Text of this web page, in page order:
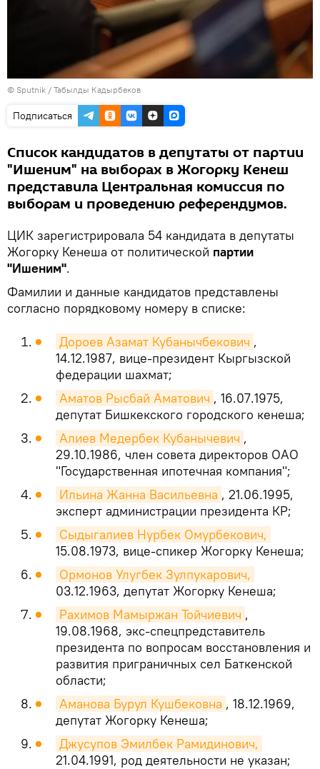
© Sputnik / Табылды Кадырбеков
Подписаться
Список кандидатов в депутаты от партии
"Ишеним" на выборах в Жогорку Кенеш
представила Центральная комиссия по
выборам и проведению референдумов.
ЦИК зарегистрировала 54 кандидата в депутаты
Жогорку Кенеша от политической партии
"Ишеним".
Фамилии и данные кандидатов представлены
согласно порядковому номеру в списке:
Дороев Азамат Кубанычбекович ,
14.12.1987, вице-президент Кыргызской
федерации шахмат;
Аматов Рысбай Аматович , 16.07.1975,
депутат Бишкекского городского кенеша;
Алиев Медербек Кубанычевич ,
29.10.1986, член совета директоров ОАО
"Государственная ипотечная компания";
Ильина Жанна Васильевна , 21.06.1995,
эксперт администрации президента КР;
Сыдыгалиев Нурбек Омурбекович,
15.08.1973, вице-спикер Жогорку Кенеша;
Ормонов Улугбек Зулпукарович,
03.12.1963, депутат Жогорку Кенеша;
Рахимов Мамыржан Тойчиевич ,
19.08.1968, экс-спецпредставитель
президента по вопросам восстановления и
развития приграничных сел Баткенской
области;
Аманова Бурул Кушбековна , 18.12.1969,
депутат Жогорку Кенеша;
Джусупов Эмилбек Рамидинович,
21.04.1991, род деятельности не указан;